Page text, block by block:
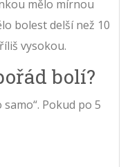
mělo mírnou
bolest delší než 10
vysokou.
bolí?
Pokud po 5